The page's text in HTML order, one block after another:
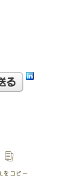
をコピー